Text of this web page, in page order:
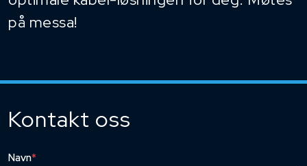
på messa!
Kontakt oss
Navn*